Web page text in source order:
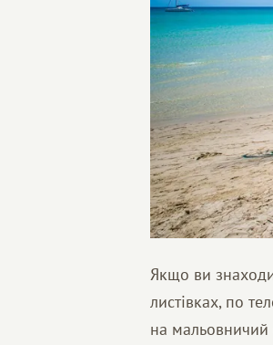
Якщо ви
листівках, по
на мальовничий